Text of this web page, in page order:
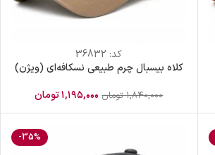
کد: 36832
کلاه بیسبال چرم طبیعی نسکافه‌ای (ویژن)
۱,۸۴۰,۰۰۰ تومان ۱,۱۹۵,۰۰۰تومان
-35%